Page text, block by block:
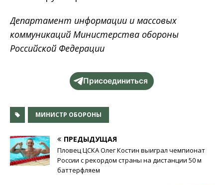
Департамент информации и массовых
коммуникаций Министерства обороны
Российской Федерации
Присоединиться
МИНИСТР ОБОРОНЫ
ПРЕДЫДУЩАЯ
Пловец ЦСКА Олег Костин выиграл чемпионат
России с рекордом страны на дистанции 50 м
баттерфляем